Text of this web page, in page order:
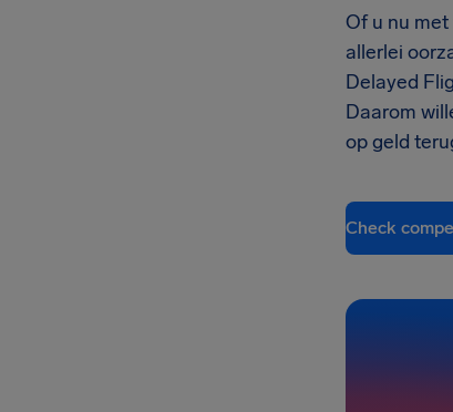
Of u nu
allerlei
Delayed
Daarom
op geld
Check